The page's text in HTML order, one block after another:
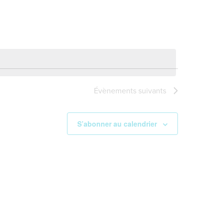
Évènements suivants
S’abonner au calendrier